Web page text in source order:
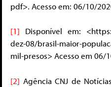
pdf>. Acesso em: 06/10/
[1] Disponível em:
dez-08/brasil-maior-
mil-presos> Acesso em 06/
[2] Agência CNJ de